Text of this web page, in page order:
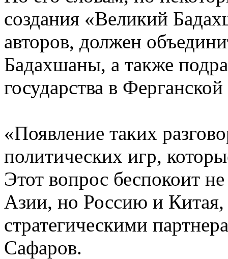
создания «Великий
авторов, должен
Бадахшаны, а также
государства в
«Появление таких
политических игр,
Этот вопрос беспокоит
Азии, но Россию и Китая,
стратегическими
Сафаров.